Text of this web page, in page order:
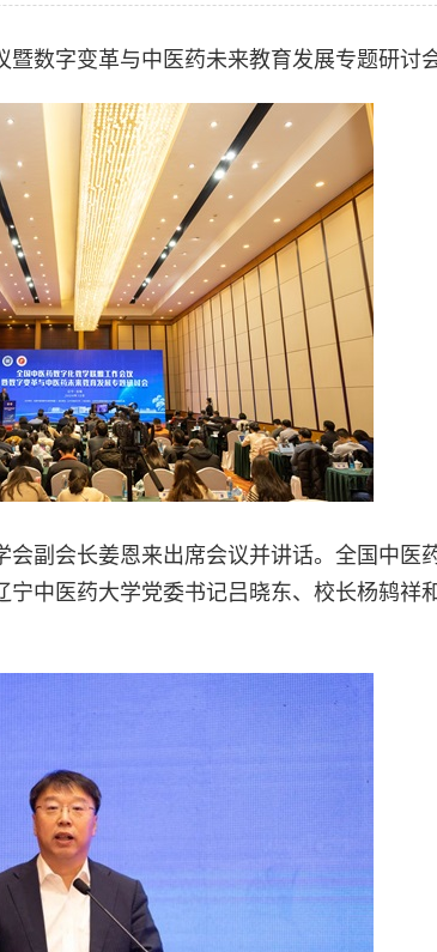
数字变革与中医药未来教育发展专题研讨
副会长姜恩来出席会议并讲话。全国中医
中医药大学党委书记吕晓东、校长杨鸫祥